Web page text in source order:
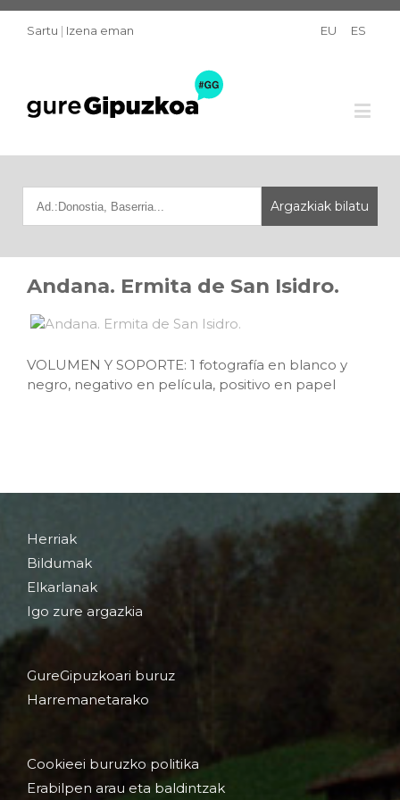
Sartu | Izena eman EU ES
Andana. Ermita de San Isidro.
VOLUMEN Y SOPORTE: 1 fotografía en blanco y
negro, negativo en película, positivo en papel
Herriak
Bildumak
Elkarlanak
Igo zure argazkia
GureGipuzkoari buruz
Harremanetarako
Cookieei buruzko politika
Erabilpen arau eta baldintzak